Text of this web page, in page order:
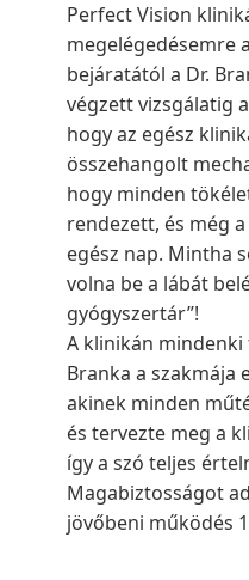
Perfect Vision
megelégedésemre
bejáratától a Dr.
végzett vizsgálatig
hogy az egész
összehangolt
hogy minden
rendezett, és még
egész nap. Mintha
volna be a lábát
gyógyszertár”!
A klinikán mindenki
Branka a szakmája
akinek minden
és tervezte meg a
így a szó teljes
Magabiztosságot
jövőbeni működés